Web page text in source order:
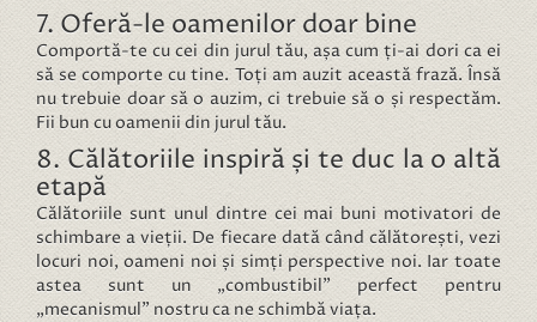
7. Oferă-le oamenilor doar bine
Comportă-te cu cei din jurul tău, așa cum ți-ai dori ca ei
să se comporte cu tine. Toți am auzit această frază. Însă
nu trebuie doar să o auzim, ci trebuie să o și respectăm.
Fii bun cu oamenii din jurul tău.
8. Călătoriile inspiră și te duc la o altă
etapă
Călătoriile sunt unul dintre cei mai buni motivatori de
schimbare a vieții. De fiecare dată când călătorești, vezi
locuri noi, oameni noi și simți perspective noi. Iar toate
astea sunt un „combustibil” perfect pentru
„mecanismul” nostru ca ne schimbă viața.